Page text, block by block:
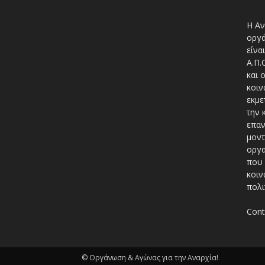
Η
και
την
που
© Οργάνωση & Αγώνας για την Αναρχία!